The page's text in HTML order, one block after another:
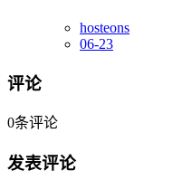
hosteons
06-23
评论
0条评论
发表评论